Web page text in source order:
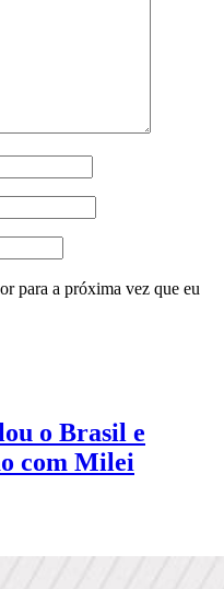
para a próxima vez que eu
o Brasil e
com Milei